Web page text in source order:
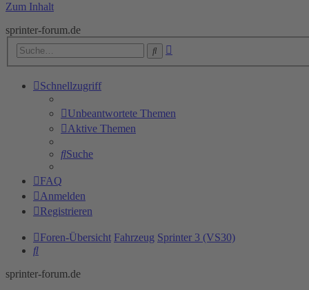
Zum Inhalt
sprinter-forum.de
Suche
Schnellzugriff
Unbeantwortete Themen
Aktive Themen
Suche
FAQ
Anmelden
Registrieren
Foren-Übersicht Fahrzeug Sprinter 3 (VS30)
Suche
sprinter-forum.de